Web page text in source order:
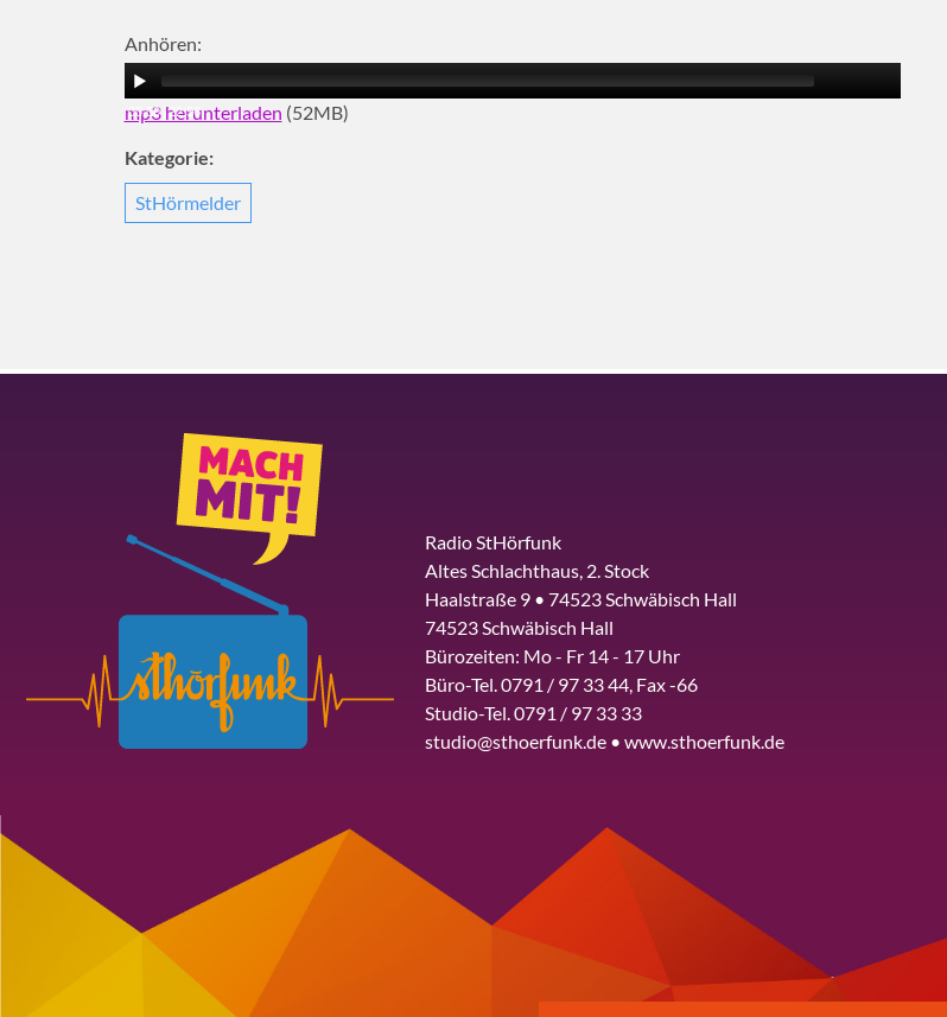
Anhören:
00:00 22:56
mp3 herunterladen (52MB)
Kategorie:
StHörmelder
Radio StHörfunk
Altes Schlachthaus, 2. Stock
Haalstraße 9 • 74523 Schwäbisch Hall
74523 Schwäbisch Hall
Bürozeiten: Mo - Fr 14 - 17 Uhr
Büro-Tel. 0791 / 97 33 44, Fax -66
Studio-Tel. 0791 / 97 33 33
studio@sthoerfunk.de • www.sthoerfunk.de